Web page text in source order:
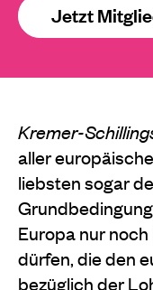
Jetzt
Kremer-
aller
liebsten sogar
Europa nur
dürfen, die den
bezüglich der